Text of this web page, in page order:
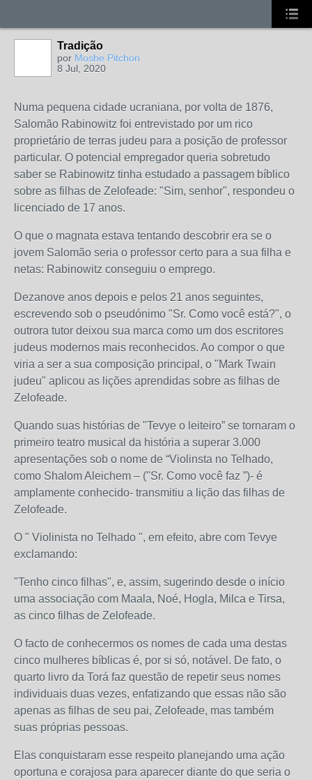
Tradição
por Moshe Pitchon
8 Jul, 2020
Numa pequena cidade ucraniana, por volta de 1876,
Salomão Rabinowitz foi entrevistado por um rico
proprietário de terras judeu para a posição de professor
particular. O potencial empregador queria sobretudo
saber se Rabinowitz tinha estudado a passagem bíblico
sobre as filhas de Zelofeade: "Sim, senhor", respondeu o
licenciado de 17 anos.
O que o magnata estava tentando descobrir era se o
jovem Salomão seria o professor certo para a sua filha e
netas: Rabinowitz conseguiu o emprego.
Dezanove anos depois e pelos 21 anos seguintes,
escrevendo sob o pseudónimo "Sr. Como você está?", o
outrora tutor deixou sua marca como um dos escritores
judeus modernos mais reconhecidos. Ao compor o que
viria a ser a sua composição principal, o "Mark Twain
judeu" aplicou as lições aprendidas sobre as filhas de
Zelofeade.
Quando suas histórias de "Tevye o leiteiro” se tornaram o
primeiro teatro musical da história a superar 3.000
apresentações sob o nome de “Violinsta no Telhado,
como Shalom Aleichem – ("Sr. Como você faz ”)- é
amplamente conhecido- transmitiu a lição das filhas de
Zelofeade.
O " Violinista no Telhado ", em efeito, abre com Tevye
exclamando:
"Tenho cinco filhas", e, assim, sugerindo desde o início
uma associação com Maala, Noé, Hogla, Milca e Tirsa,
as cinco filhas de Zelofeade.
O facto de conhecermos os nomes de cada uma destas
cinco mulheres bíblicas é, por si só, notável. De fato, o
quarto livro da Torá faz questão de repetir seus nomes
individuais duas vezes, enfatizando que essas não são
apenas as filhas de seu pai, Zelofeade, mas também
suas próprias pessoas.
Elas conquistaram esse respeito planejando uma ação
oportuna e corajosa para aparecer diante do que seria o